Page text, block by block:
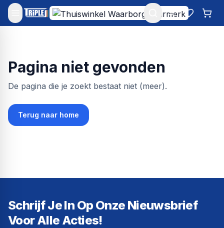
Mijn account
Pagina niet gevonden
De pagina die je zoekt bestaat niet (meer).
Terug naar home
Schrijf Je In Op Onze Nieuwsbrief
Voor Alle Acties!